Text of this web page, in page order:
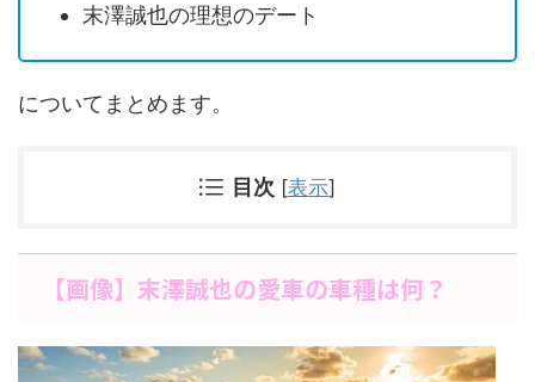
末澤誠也の理想のデート
についてまとめます。
目次 [表示]
【画像】末澤誠也の愛車の車種は何？